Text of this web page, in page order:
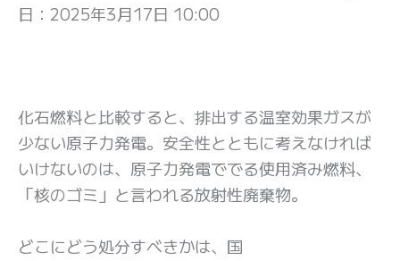
日： 2025年3月17日 10:00
化石燃料と比較すると、排出する温室効果ガスが
少ない原子力発電。安全性とともに考えなければ
いけないのは、原子力発電ででる使用済み燃料、
「核のゴミ」と言われる放射性廃棄物。
どこにどう処分すべきかは、国